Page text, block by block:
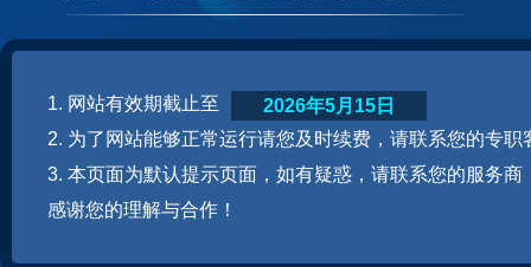
1. 网站有效期截止至
2. 为了网站能够正常运行请您及时续费，请联系您的专职
3. 本页面为默认提示页面，如有疑惑，请联系您的服务商
感谢您的理解与合作！
2026年5月15日